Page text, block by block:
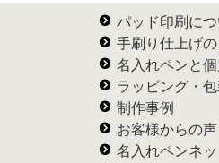
パッド印刷につ
手刷り仕上げの
名入れペンと
ラッピング・
制作事例
お客様からの声
名入れペンネ